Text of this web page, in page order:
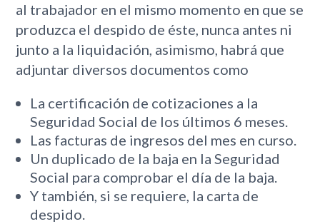
al trabajador en el mismo momento en que se
produzca el despido de éste, nunca antes ni
junto a la liquidación, asimismo, habrá que
adjuntar diversos documentos como
La certificación de cotizaciones a la
Seguridad Social de los últimos 6 meses.
Las facturas de ingresos del mes en curso.
Un duplicado de la baja en la Seguridad
Social para comprobar el día de la baja.
Y también, si se requiere, la carta de
despido.